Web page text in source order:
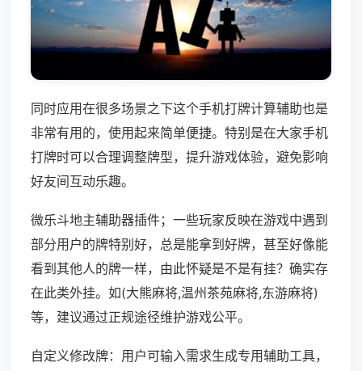
同时应用在很多场景之下这个手机打牌计算辅助也是
非常有用的，使用起来简单便捷。特别是在大家手机
打牌时可以合理调整牌型，提升游戏体验，避免影响
好友间互动乐趣。
微乐斗地主辅助器插件；一些玩家反映在游戏中遇到
部分用户的牌特别好，总是能拿到好牌，甚至好像能
看到其他人的牌一样，由此怀疑是不是有挂？确实存
在此类外挂。如(大熊麻将,温州茶苑麻将,东游麻将)
等，建议通过正规途径维护游戏公平。
自定义修改牌：用户可输入需求生成专用辅助工具，